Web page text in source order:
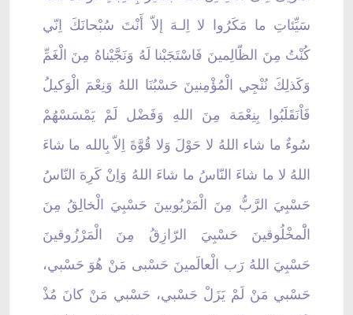
سَيِّئاتِ ما مَكَرُوا لا اِلـهَ إلاّ أَنْتَ سُبْحانَكَ اِنّي
كُنْتُ مِنَ الظّالِمينَ فَاسْتَجَبْنا لَهُ وَنَجَّيْناهُ مِنَ الْغَمِّ
وَكَذلِكَ نُنْجِي الْمُؤْمِنينَ حَسْبُنَا اللهُ وَنِعْمَ الْوَكيلُ
فَاْنَقَلَبُوا بِنِعْمَة مِنَ اللهِ وَفَضْل لَمْ يَمْسَسْهُمْ
سُوءٌ ما شاء اللهُ لا حَوْلَ وَلا قُوَّةَ اِلاّ بِالله ما شاءَ
اللهُ لا ما شاءَ النّاسُ ما شاءَ اللهُ وَاِنْ كَرِهَ النّاسُ
حَسْبِيَ الرَّبُّ مِنَ الْمَرْبُوبينَ حَسْبِيَ الْخالِقُ مِنَ
الَْمخْلُوقينَ حَسْبِيَ الرّازِقُ مِنَ الْمَرْزُوقينَ
حَسْبِيَ اللهُ رَب الْعالَمينَ حَسْبى مَنْ هُوَ حَسْبي،
حَسْبي مَنْ لَمْ يَزَلْ حَسْبي، حَسْبي مَنْ كانَ مُذْ